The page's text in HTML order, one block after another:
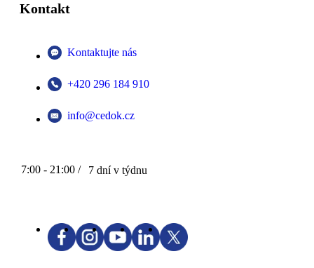
Kontakt
Kontaktujte nás
+420 296 184 910
info@cedok.cz
7:00 - 21:00 / 7 dní v týdnu